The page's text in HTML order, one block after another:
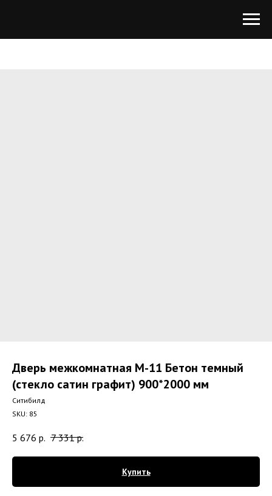
Дверь межкомнатная М-11 Бетон темный
(стекло сатин графит) 900*2000 мм
Ситибилд
SKU: 85
5 676 р. 7 331 р.
Купить